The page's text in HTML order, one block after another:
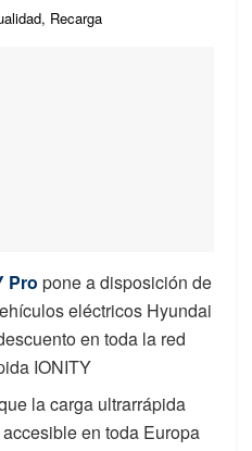
, Recarga
Pro pone a disposición de
eléctricos Hyundai
en toda la red
IONITY
la carga ultrarrápida
en toda Europa